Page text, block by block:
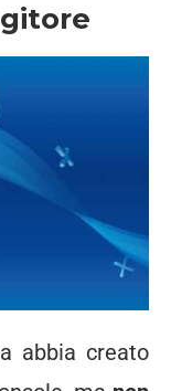
abbia creato